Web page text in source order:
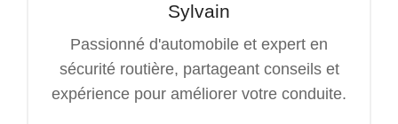
Sylvain
Passionné d'automobile et expert en
sécurité routière, partageant conseils et
expérience pour améliorer votre conduite.